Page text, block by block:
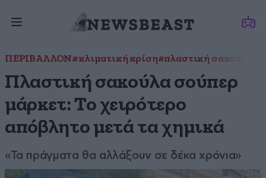
ΠΕΡΙΒΑΛΛΟΝ#κλιματική κρίση#πλαστική σακούλα
Πλαστική σακούλα σούπερ
μάρκετ: Το χειρότερο
απόβλητο μετά τα χημικά
«Τα πράγματα θα αλλάξουν σε δέκα χρόνια»